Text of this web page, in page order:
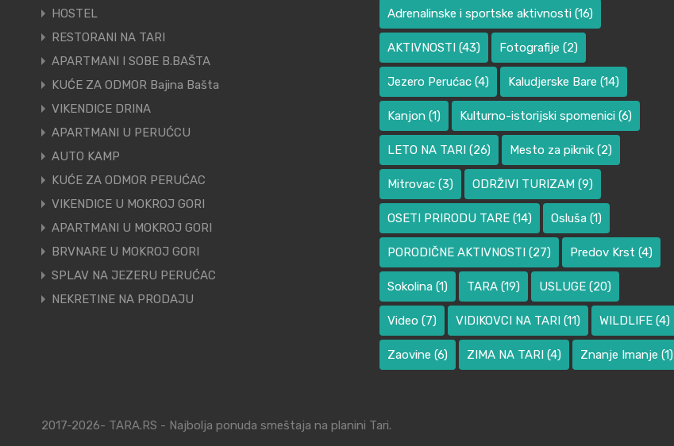
HOSTEL
RESTORANI NA TARI
APARTMANI I SOBE B.BAŠTA
KUĆE ZA ODMOR Bajina Bašta
VIKENDICE DRINA
APARTMANI U PERUĆCU
AUTO KAMP
KUĆE ZA ODMOR PERUĆAC
VIKENDICE U MOKROJ GORI
APARTMANI U MOKROJ GORI
BRVNARE U MOKROJ GORI
SPLAV NA JEZERU PERUĆAC
NEKRETINE NA PRODAJU
Adrenalinske i sportske aktivnosti (16)
AKTIVNOSTI (43) Fotografije (2)
Jezero Perućac (4) Kaludjerske Bare (14)
Kanjon (1) Kulturno-istorijski spomenici (6)
LETO NA TARI (26) Mesto za piknik (2)
Mitrovac (3) ODRŽIVI TURIZAM (9)
OSETI PRIRODU TARE (14) Osluša (1)
PORODIČNE AKTIVNOSTI (27) Predov Krst (4)
Sokolina (1) TARA (19) USLUGE (20)
Video (7) VIDIKOVCI NA TARI (11) WILDLIFE (4)
Zaovine (6) ZIMA NA TARI (4) Znanje Imanje (1)
2017-2026- TARA.RS - Najbolja ponuda smeštaja na planini Tari.